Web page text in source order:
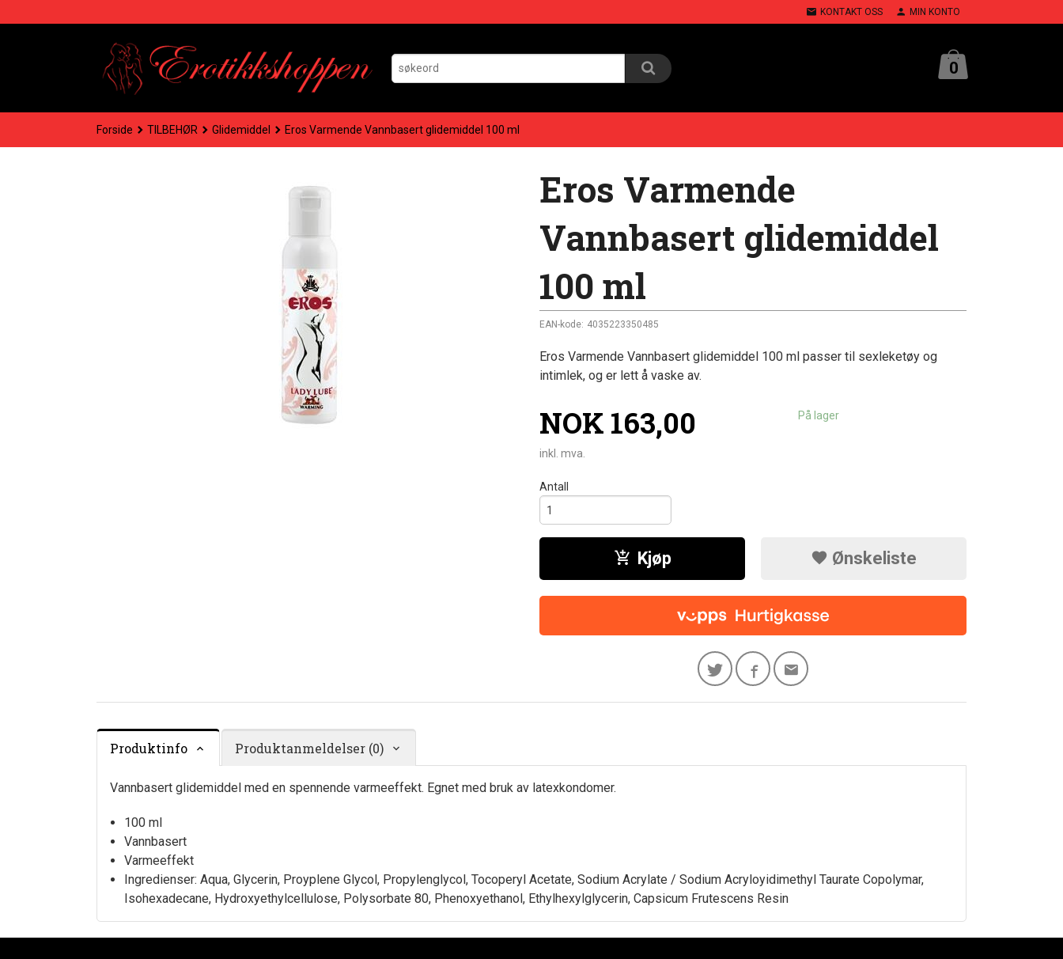
til
KONTAKT OSS MIN KONTO
0
Forside TILBEHØR Glidemiddel Eros Varmende Vannbasert glidemiddel 100 ml
Eros Varmende
Vannbasert glidemiddel
100 ml
EAN-kode: 4035223350485
Eros Varmende Vannbasert glidemiddel 100 ml passer til sexleketøy og
intimlek, og er lett å vaske av.
Pris
NOK 163,00
inkl. mva.
På lager
Antall
Kjøp Ønskeliste
Produktinfo Produktanmeldelser (0)
Vannbasert glidemiddel med en spennende varmeeffekt. Egnet med bruk av latexkondomer.
100 ml
Vannbasert
Varmeeffekt
Ingredienser: Aqua, Glycerin, Proyplene Glycol, Propylenglycol, Tocoperyl Acetate, Sodium Acrylate / Sodium Acryloyidimethyl Taurate Copolymar,
Isohexadecane, Hydroxyethylcellulose, Polysorbate 80, Phenoxyethanol, Ethylhexylglycerin, Capsicum Frutescens Resin